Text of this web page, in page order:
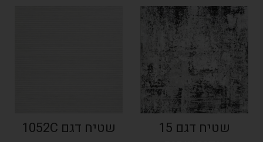
שטיח דגם 15
שטיח דגם 1052C